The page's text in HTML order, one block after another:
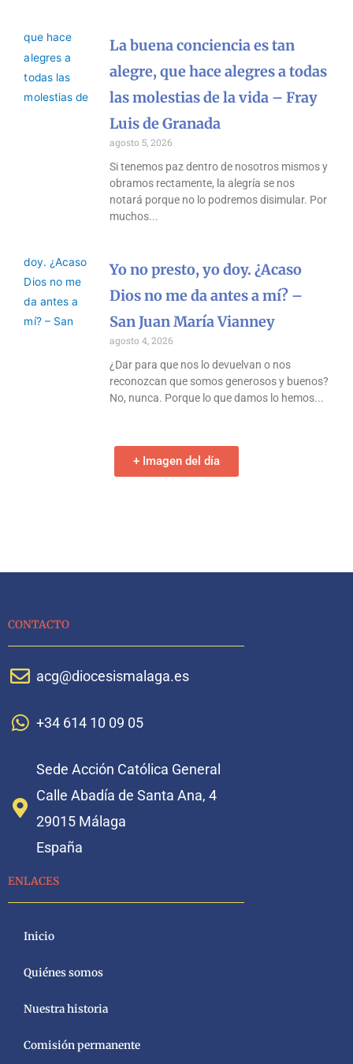
La buena conciencia es tan
alegre, que hace alegres a todas
las molestias de la vida – Fray
Luis de Granada
agosto 5, 2026
Si tenemos paz dentro de nosotros mismos y
obramos rectamente, la alegría se nos
notará porque no lo podremos disimular. Por
muchos
Yo no presto, yo doy. ¿Acaso
Dios no me da antes a mí? –
San Juan María Vianney
agosto 4, 2026
¿Dar para que nos lo devuelvan o nos
reconozcan que somos generosos y buenos?
No, nunca. Porque lo que damos lo hemos
+ Imagen del día
CONTACTO
acg@diocesismalaga.es
+34 614 10 09 05
Sede Acción Católica General
Calle Abadía de Santa Ana, 4
29015 Málaga
España
ENLACES
Inicio
Quiénes somos
Nuestra historia
Comisión permanente